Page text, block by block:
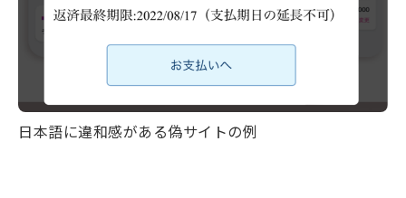
日本語に違和感がある偽サイトの例